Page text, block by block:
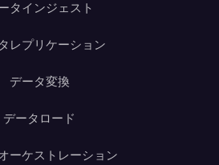
タインジェスト
レプリケーション
データ変換
データロード
ーケストレーション